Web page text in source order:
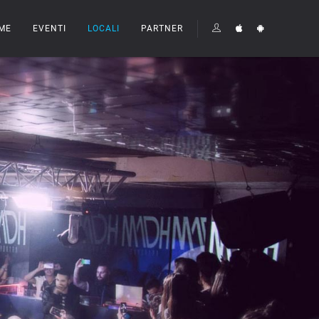
EVENTI LOCALI PARTNER